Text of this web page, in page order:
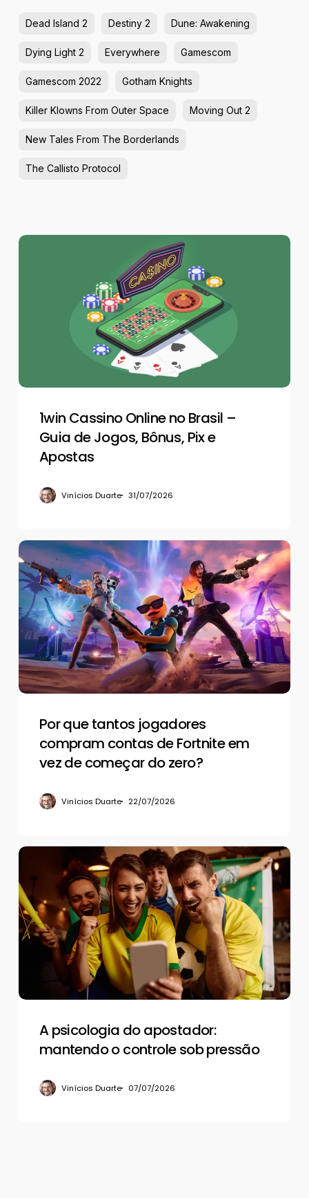
Dead Island 2 Destiny 2 Dune: Awakening
Dying Light 2 Everywhere Gamescom
Gamescom 2022 Gotham Knights
Killer Klowns From Outer Space Moving Out 2
New Tales From The Borderlands
The Callisto Protocol
1win
Jogos,
Apostas
1win Cassino Online no Brasil –
Guia de Jogos, Bônus, Pix e
Apostas
Vinícios Duarte 31/07/2026
Por
que
tantos
jogadores
compram
contas
de
Fortnite
em
começar
Por que tantos jogadores
compram contas de Fortnite em
vez de começar do zero?
Vinícios Duarte 22/07/2026
A
psicologia
do
apostador:
mantendo
o
controle
pressão
A psicologia do apostador:
mantendo o controle sob pressão
Vinícios Duarte 07/07/2026